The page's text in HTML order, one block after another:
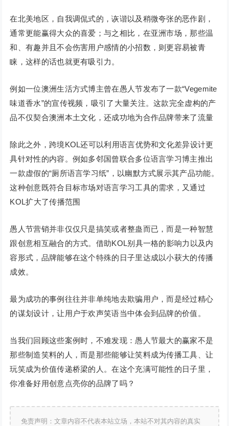
在北美地区，自我调侃式的，诙谐以及稍微夸张的恶作剧，
通常更能赢得大众的喜爱；与之相比，在亚洲市场，那些温
和、有趣并且不会伤害用户感情的小招数，则更容易被青
睐，这样的话也就更有吸引力。
例如一位澳洲生活方式博主曾在愚人节发布了一款“Vegemite
味道香水”的宣传视频，吸引了大量关注。这款完全虚构的产
品不仅契合澳洲本土文化，还成功地为合作品牌带来了流量
除此之外，跨境KOL还可以利用语言优势和文化差异设计更
具针对性的内容。例如多邻国曾联合多位语言学习博主推出
一款虚假的“厕所语言学习纸”，以幽默方式展示其产品功能。
这种创意既符合目标市场对语言学习工具的需求，又通过
KOL扩大了传播范围
愚人节营销并非仅仅只是搞笑或者整蛊而已，而是一种智慧
跟创意相互融合的方式。借助KOL别具一格的影响力以及内
容形式，品牌能够在这个特殊的日子里达成以小获大的传播
成效。
最为成功的事例往往并非单纯地去欺骗用户，而是经过精心
的谋划设计，让用户于欢声笑语当中体会到品牌的价值。
当我们回顾这些案例时，不难发现：愚人节最大的赢家不是
那些制造笑料的人，而是那些能够让笑料成为传播工具、让
玩笑成为价值传递桥梁的人。在这个充满可能性的日子里，
你准备好用创意点亮你的品牌了吗？
免责声明：文章内容不代表本站立场，本站不对其内容的真实